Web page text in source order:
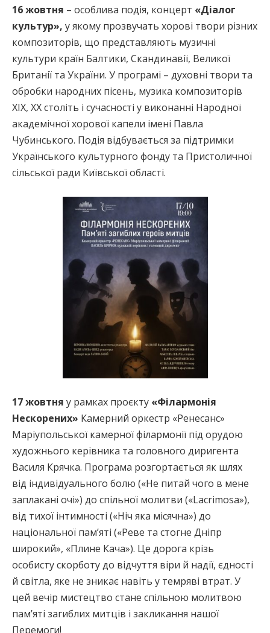
16 жовтня – особлива подія, концерт «Діалог
культур», у якому прозвучать хорові твори різних
композиторів, що представляють музичні
культури країн Балтики, Скандинавії, Великої
Британії та України. У програмі – духовні твори та
обробки народних пісень, музика композиторів
ХІХ, ХХ століть і сучасності у виконанні Народної
академічної хорової капели імені Павла
Чубинського. Подія відбувається за підтримки
Українського культурного фонду та Пристоличної
сільської ради Київської області.
17 жовтня у рамках проєкту «Філармонія
Нескорених» Камерний оркестр «Ренесанс»
Маріупольської камерної філармонії під орудою
художнього керівника та головного диригента
Василя Крячка. Програма розгортається як шлях
від індивідуального болю («Не питай чого в мене
заплакані очі») до спільної молитви («Laсrimosa»),
від тихої інтимності («Ніч яка місячна») до
національної пам’яті («Реве та стогне Дніпр
широкий», «Плине Кача»). Це дорога крізь
особисту скорботу до відчуття віри й надії, єдності
й світла, яке не зникає навіть у темряві втрат. У
цей вечір мистецтво стане спільною молитвою
памʼяті загиблих митців і закликання нашої
Перемоги!